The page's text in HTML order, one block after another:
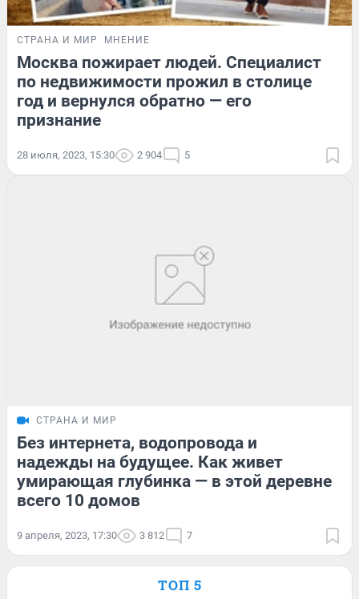
СТРАНА И МИР МНЕНИЕ
Москва пожирает людей. Специалист
по недвижимости прожил в столице
год и вернулся обратно — его
признание
28 июля, 2023, 15:30 2 904 5
СТРАНА И МИР
Без интернета, водопровода и
надежды на будущее. Как живет
умирающая глубинка — в этой деревне
всего 10 домов
9 апреля, 2023, 17:30 3 812 7
ТОП 5